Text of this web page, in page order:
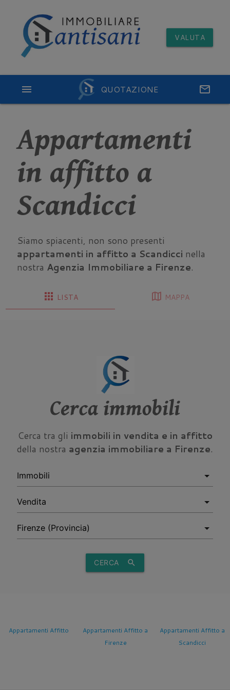
VALUTA
QUOTAZIONE email
menu
Appartamenti
in affitto a
Scandicci
Siamo spiacenti, non sono presenti
appartamenti in affitto a Scandicci nella
nostra Agenzia Immobiliare a Firenze.
apps LISTA map MAPPA
Cerca immobili
Cerca tra gli immobili in vendita e in affitto
della nostra agenzia immobiliare a Firenze.
CERCA search
Appartamenti Affitto
Appartamenti Affitto a
Firenze
Appartamenti Affitto a
Scandicci